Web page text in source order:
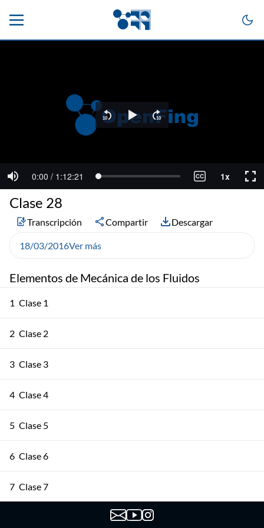
Elementos de Mecánica de los Fluidos
1 Clase 1
2 Clase 2
3 Clase 3
4 Clase 4
5 Clase 5
6 Clase 6
7 Clase 7
Clase 28
Transcripción Compartir Descargar
18/03/2016Ver más